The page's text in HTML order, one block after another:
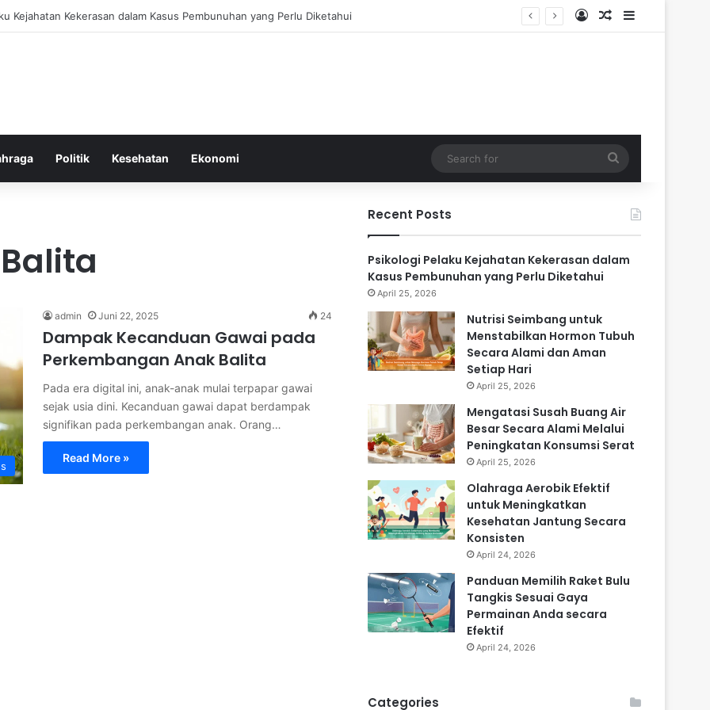
untuk Menstabilkan Hormon Tubuh Secara Alami dan Aman Setiap Hari Log InRandom Article
Sidebar
Politik Kesehatan Ekonomi
for
admin Juni 22, 2025 24
Dampak Kecanduan Gawai pada
Perkembangan Anak Balita
Pada era digital ini, anak-anak mulai terpapar gawai
sejak usia dini. Kecanduan gawai dapat berdampak
signifikan pada perkembangan anak. Orang…
Read More »
Recent Posts
Psikologi Pelaku Kejahatan Kekerasan dalam
Kasus Pembunuhan yang Perlu Diketahui
April 25, 2026
Nutrisi Seimbang untuk
Menstabilkan Hormon Tubuh
Secara Alami dan Aman
Setiap Hari
April 25, 2026
Mengatasi Susah Buang Air
Besar Secara Alami Melalui
Peningkatan Konsumsi Serat
April 25, 2026
Olahraga Aerobik Efektif
untuk Meningkatkan
Kesehatan Jantung Secara
Konsisten
April 24, 2026
Panduan Memilih Raket Bulu
Tangkis Sesuai Gaya
Permainan Anda secara
Efektif
April 24, 2026
Categories